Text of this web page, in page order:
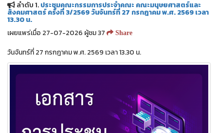
ลำดับ 1.ประชุมคณะกรรมการประจำคณะ คณะมนุษยศาสตร์และ
สังคมศาสตร์ ครั้งที่ 3/2569 วันจันทร์ที่ 27 กรกฎาคม พ.ศ. 2569 เวลา
13.30 น.
เผยแพร่เมื่อ 27-07-2026 ผู้ชม 37
Share
วันจันทร์ที่ 27 กรกฎาคม พ.ศ. 2569 เวลา 13.30 น.